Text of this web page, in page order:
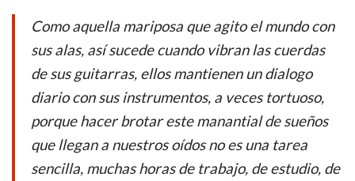
e
b
o
o
k
itt
er
at
s
A
p
p
ail
Como aquella mariposa que agito el mundo con
sus alas, así sucede cuando vibran las cuerdas
de sus guitarras, ellos mantienen un dialogo
diario con sus instrumentos, a veces tortuoso,
porque hacer brotar este manantial de sueños
que llegan a nuestros oídos no es una tarea
sencilla, muchas horas de trabajo, de estudio, de